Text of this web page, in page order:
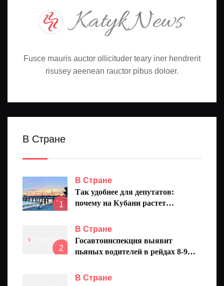
Fusce mauris auctor ollicituder teary iner hendrerit
risusey aeenean rauctor pibus doloer.
В Стране
1
В Стране
Так удобнее для депутатов:
почему на Кубани растет
избранников
2
В Стране
Госавтоинспекция выявит
пьяных водителей в рейдах 8-9
В Стране